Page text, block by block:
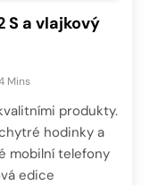
S a vlajkový
Mins
produkty.
hodinky a
mobilní telefony
edice